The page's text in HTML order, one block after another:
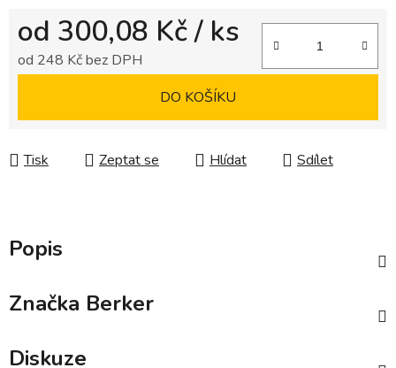
od 300,08 Kč/ ks
od 248 Kčbez DPH
DO KOŠÍKU
Tisk Zeptat se Hlídat Sdílet
Popis
Značka Berker
Diskuze